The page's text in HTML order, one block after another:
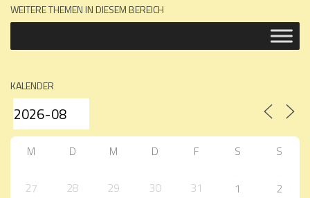
WEITERE THEMEN IN DIESEM BEREICH
KALENDER
M D M D F S S
27 28 29 30 31 1 2